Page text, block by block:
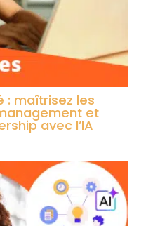
: maîtrisez les
et
avec l’IA